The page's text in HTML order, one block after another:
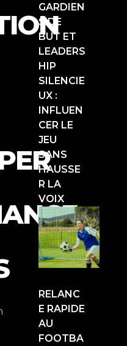
GARDIEN
S DE
BUT ET
LEADERS
HIP
SILENCIE
UX :
INFLUEN
CER LE
JEU
SANS
HAUSSE
R LA
VOIX
RELANC
E RAPIDE
AU
FOOTBA